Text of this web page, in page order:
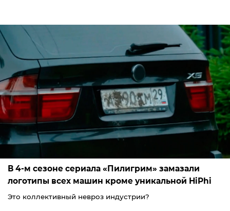
В 4-м сезоне сериала «Пилигрим» замазали
логотипы всех машин кроме уникальной HiPhi
Это коллективный невроз индустрии?